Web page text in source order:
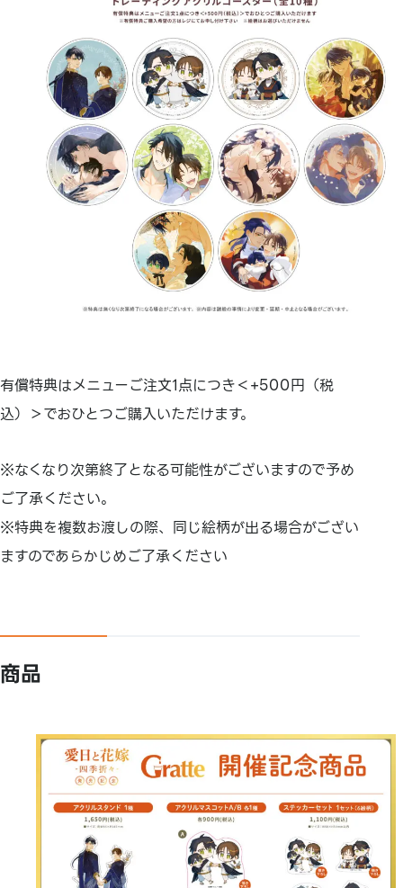
有償特典はメニューご注文1点につき＜+500円（税
込）＞でおひとつご購入いただけます。
※なくなり次第終了となる可能性がございますので予め
ご了承ください。
※特典を複数お渡しの際、同じ絵柄が出る場合がござい
ますのであらかじめご了承ください
商品